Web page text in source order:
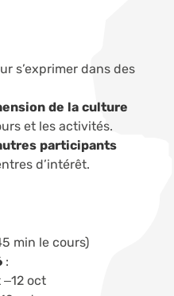
s’exprimer dans des
de la culture
et les activités.
participants
d’intérêt.
min le cours)
:
–12 oct